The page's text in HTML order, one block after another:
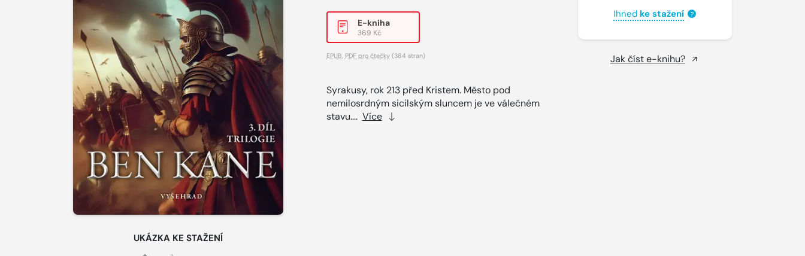
UKÁZKA KE STAŽENÍ
E-kniha
369 Kč
EPUB PDF pro čtečky(384 stran)
Syrakusy, rok 213 před Kristem. Město pod
nemilosrdným sicilským sluncem je ve válečném
stavu.... Více
Ihned ke stažení ?
Jak číst e-knihu?